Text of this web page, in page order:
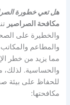
هل تعي خطورة
مكافحة الصراصير
والخطيرة على
والمطاعم
مما يزيد من خطر
والحساسية. لذلك،
للحفاظ على بيئة
مكافحتها: